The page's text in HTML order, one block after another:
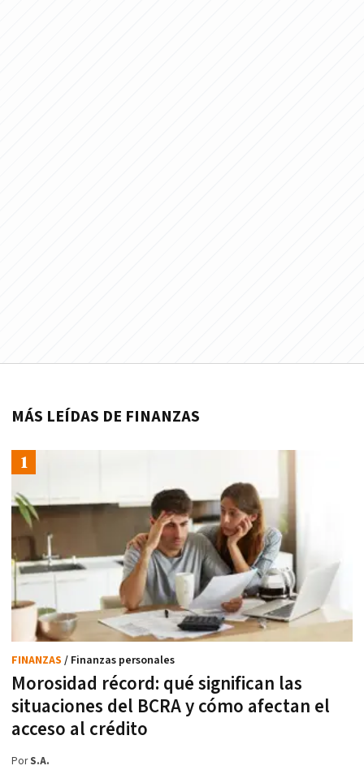
MÁS LEÍDAS DE FINANZAS
Morosidad récord: qué significan las
situaciones del BCRA y cómo afectan el
acceso al crédito
FINANZAS / Finanzas personales
PorS.A.